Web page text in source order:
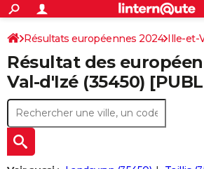
ACTUALITÉS
Politique
Société
Faits Divers
Education
Monde
Villes
+
SPORT
Coupe du monde 2026
Football
Tennis
Cyclisme
Rugby
Forum
CULTURE
Programme TV
TNT
Streaming
Cinéma
Sorties cinéma
Musique
+
FINANCE
Retraite
Impôts
Epargne
Immobilier
Risques naturels par ville
Banque
Assurance
Crédit
AUTO
Essais
Réserver un essai
Citadines
Berlines
SUV
Forum auto
+
HIGH-TECH
S'inscrire
Connexion
Résultats européennes 2024 Ille-et-
Résultat des
Val-d'Izé (35450)